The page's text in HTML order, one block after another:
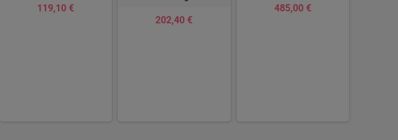
119,10 €
202,40 €
485,00 €